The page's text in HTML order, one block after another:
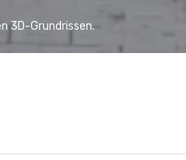
3D-Grundrissen.